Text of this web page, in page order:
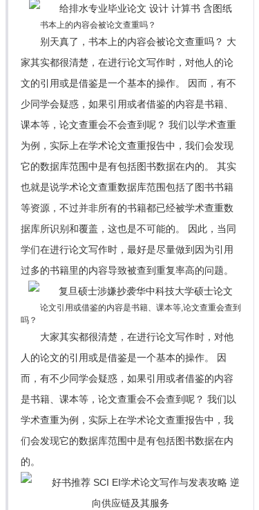
书本上的内容会被论文查重吗？
别天真了，书本上的内容会被论文查重吗？ 大
家其实都很清楚，在进行论文写作时，对他人的论
文的引用或是借鉴是一个基本的操作。 因而，有不
少同学会疑惑，如果引用或者借鉴的内容是书籍、
课本等，论文查重会不会查到呢？ 我们以学术查重
为例，实际上在学术论文查重报告中，我们会发现
它的数据库范围中是有包括图书数据在内的。 其实
也就是说学术论文查重数据库范围包括了图书书籍
等资源，不过并非所有的书籍都已经被学术查重数
据库所识别和覆盖，这也是不可能的。 因此，当同
学们在进行论文写作时，最好是尽量做到因为引用
过多的书籍里的内容导致被查到重复率高的问题。
论文引用或借鉴的内容是书籍、课本等,论文查重会查到
吗？
大家其实都很清楚，在进行论文写作时，对他
人的论文的引用或是借鉴是一个基本的操作。 因
而，有不少同学会疑惑，如果引用或者借鉴的内容
是书籍、课本等，论文查重会不会查到呢？ 我们以
学术查重为例，实际上在学术论文查重报告中，我
们会发现它的数据库范围中是有包括图书数据在内
的。